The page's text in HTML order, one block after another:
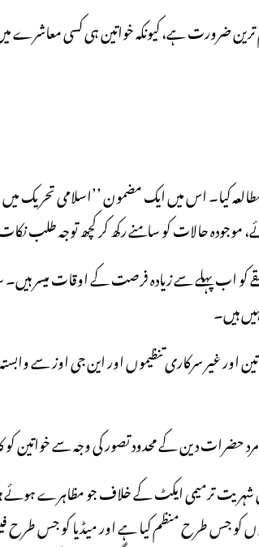
ضرورت ہے، کیونکہ خواتین ہی کسی معاشرے میں
لائن مطالعہ کیا۔ اس میں ایک مضمون ’’اسلامی
حالات کو سامنے رکھ کر کچھ توجہ طلب
کو اب پہلے سے زیادہ فرصت کے اوقات میسر ہیں۔
ہیں۔
اور غیر سرکاری تنظیموں اور این جی اوز سے
حضرات دین کے محدود تصور کی وجہ سے خواتین
شہریت ترمیمی ایکٹ کے خلاف جو مظاہرے
جس طرح منظم کیا ہے اور میڈیا کو جس طرح